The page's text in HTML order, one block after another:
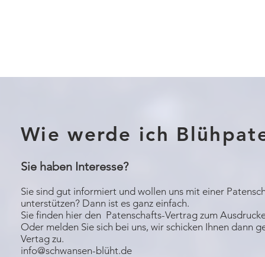
Wie werde ich
Sie haben Interesse?
Sie sind gut informiert und wollen uns mit einer
unterstützen? Dann ist es ganz einfach.
Sie finden hier den Patenschafts-Vertrag zum
Oder melden Sie sich bei uns, wir schicken Ihnen dann
Vertag zu.
info@schwansen-blüht.de